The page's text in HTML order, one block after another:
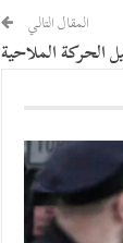
المقال التالي
الحركة الملاحية